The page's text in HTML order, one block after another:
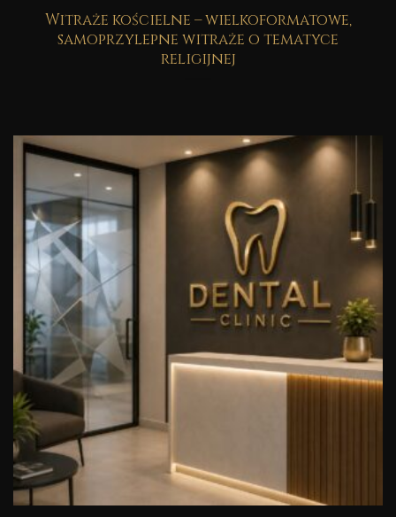
Witraże kościelne – wielkoformatowe,
samoprzylepne witraże o tematyce
religijnej